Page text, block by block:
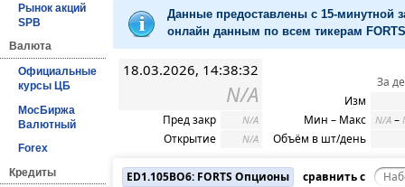
Рынок акций
SPB
Валюта
Официальные
курсы ЦБ
МосБиржа
Валютный
Forex
Кредиты
Данные предоставлены с 15-минутной
онлайн данным по всем тикерам
18.03.2026, 14:38:32
N/A
Пред закр N/A
Открытие N/A
За
Изм
Мин – Макс
N/A –
Объём в шт/день
ED1.105BO6: FORTS Опционы
сравнить с